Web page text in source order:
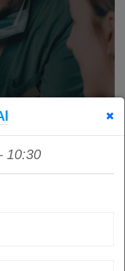
Ağız
İçin
10:30